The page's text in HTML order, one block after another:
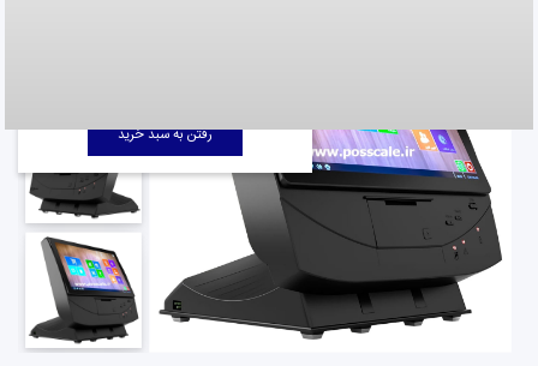
رفتن به سبد خرید